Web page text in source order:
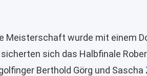
Meisterschaft wurde mit einem
sich das Halbfinale
Berthold Görg und